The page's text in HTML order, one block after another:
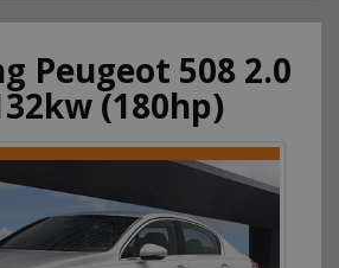
Peugeot 508 2.0
(180hp)